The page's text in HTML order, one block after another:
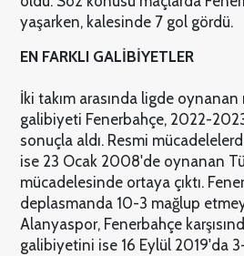
yaşarken, kalesinde 7 gol gördü.
EN FARKLI GALİBİYETLER
İki takım arasında ligde oynanan
galibiyeti Fenerbahçe, 2022-
sonuçla aldı. Resmi
ise 23 Ocak 2008'de oynanan
mücadelesinde ortaya çıktı.
deplasmanda 10-3 mağlup
Alanyaspor, Fenerbahçe
galibiyetini ise 16 Eylül 2019'da